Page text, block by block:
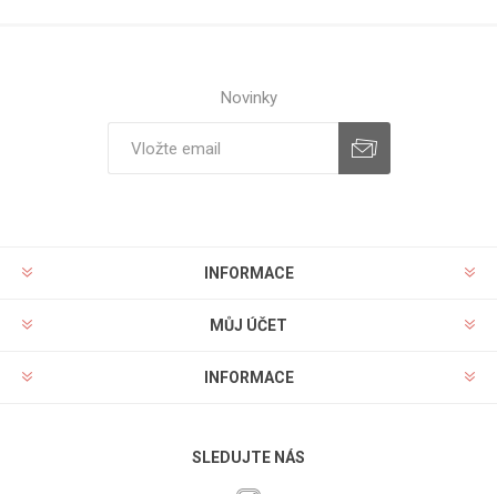
Novinky
INFORMACE
MŮJ ÚČET
INFORMACE
SLEDUJTE NÁS